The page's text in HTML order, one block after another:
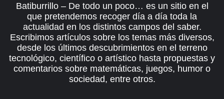
Batiburrillo – De todo un poco… es un sitio en el
que pretendemos recoger día a día toda la
actualidad en los distintos campos del saber.
Escribimos artículos sobre los temas más diversos,
desde los últimos descubrimientos en el terreno
tecnológico, científico o artístico hasta propuestas y
comentarios sobre matemáticas, juegos, humor o
sociedad, entre otros.